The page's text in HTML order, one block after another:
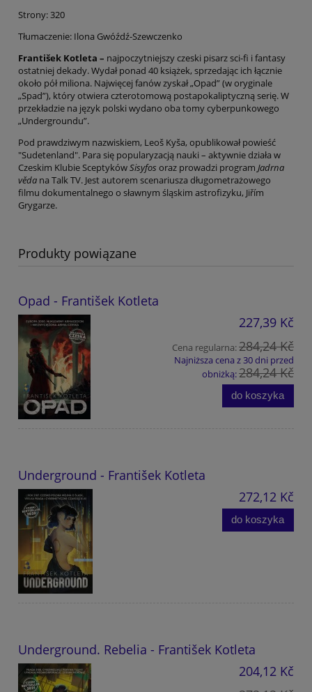
Strony: 320
Tłumaczenie: Ilona Gwóźdź-Szewczenko
František Kotleta – najpoczytniejszy czeski pisarz sci-fi i fantasy
ostatniej dekady. Wydał ponad 40 książek, sprzedając ich łącznie
około pół miliona. Najwięcej fanów zyskał „Opad” (w oryginale
„Spad”), który otwiera czterotomową postapokaliptyczną serię. W
przekładzie na język polski wydano oba tomy cyberpunkowego
„Undergroundu”.
Pod prawdziwym nazwiskiem, Leoš Kyša, opublikował powieść
"Sudetenland". Para się popularyzacją nauki – aktywnie działa w
Czeskim Klubie SceptykówSisyfos oraz prowadzi program Jadrna
věda na Talk TV. Jest autorem scenariusza długometrażowego
filmu dokumentalnego o sławnym śląskim astrofizyku, Jiřím
Grygarze.
Produkty powiązane
Opad - František Kotleta
227,39 Kč
Cena regularna:284,24 Kč
Najniższa cena z 30 dni przed
obniżką:284,24 Kč
do koszyka
Underground - František Kotleta
272,12 Kč
do koszyka
Underground. Rebelia - František Kotleta
204,12 Kč